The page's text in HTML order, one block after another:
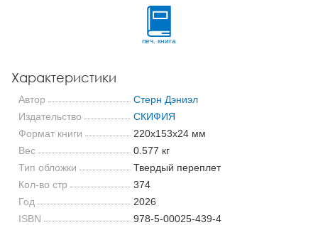
печ. книга
Характеристики
Автор
Стерн Дэниэл
Издательство
СКИФИЯ
Формат книги
220x153x24 мм
Вес
0.577 кг
Тип обложки
Твердый переплет
Кол-во стр
374
Год
2026
ISBN
978-5-00025-439-4